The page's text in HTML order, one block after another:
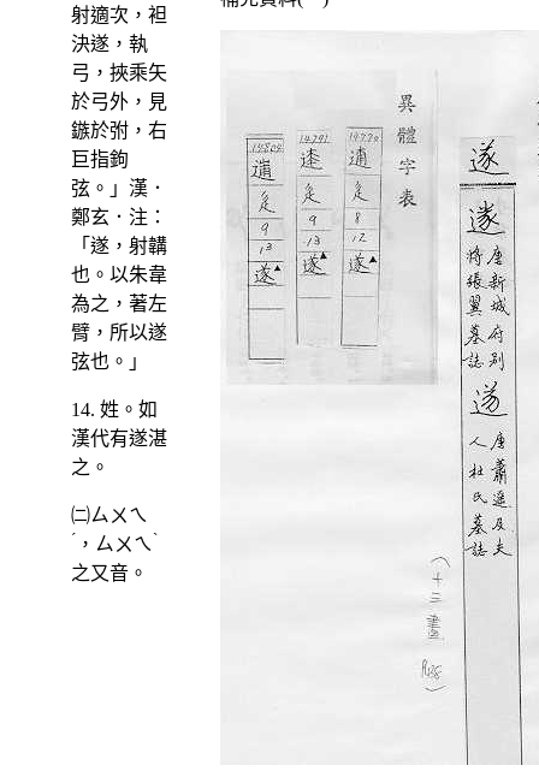
射適次，袒
決遂，執
弓，挾乘矢
於弓外，見
鏃於弣，右
巨指鉤
弦。」漢．
鄭玄．注：
「遂，射韝
也。以朱韋
為之，著左
臂，所以遂
弦也。」
14. 姓。如
漢代有遂湛
之。
㈡ㄙㄨㄟ
ˊ ， ㄙㄨㄟ ˋ
之又音。